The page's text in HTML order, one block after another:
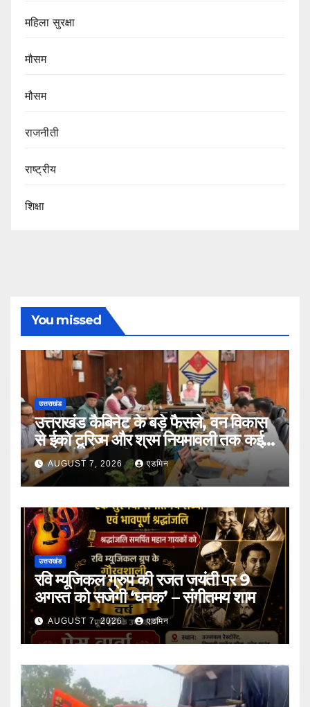
महिला सुरक्षा
मौसम
मौसम
राजनीती
राष्ट्रीय
शिक्षा
You missed
उत्तराखंड
उत्तराखंड कैबिनेट के बड़े फैसले, वन विकास
से ईको टूरिज्म और श्रम नियमावली तक कई
प्रस्तावों को मंजूरी
AUGUST 7, 2026 एडमिन
उत्तराखंड
रवि म्यूजिकल ग्रुप की रजत जयंती पर 9
अगस्त को सजेगी ‘घनक’ – संगीतमय शाम
AUGUST 7, 2026 एडमिन